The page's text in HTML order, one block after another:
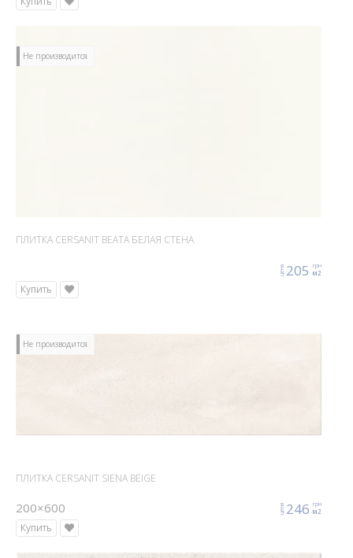
Не производится
ПЛИТКА CERSANIT BEATA БЕЛАЯ СТЕНА
цена 205 грн
м2
Купить
Не производится
ПЛИТКА CERSANIT SIENA BEIGE
200×600 цена 246 грн
м2
Купить